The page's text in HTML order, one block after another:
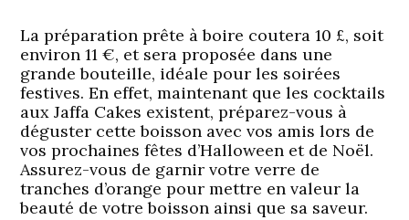
La préparation prête à boire coutera 10 £, soit
environ 11 €, et sera proposée dans une
grande bouteille, idéale pour les soirées
festives. En effet, maintenant que les cocktails
aux Jaffa Cakes existent, préparez-vous à
déguster cette boisson avec vos amis lors de
vos prochaines fêtes d’Halloween et de Noël.
Assurez-vous de garnir votre verre de
tranches d’orange pour mettre en valeur la
beauté de votre boisson ainsi que sa saveur.